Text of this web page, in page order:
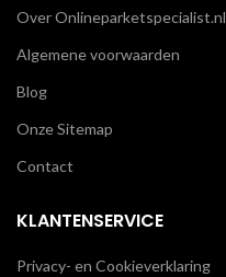
Over Onlineparketspecialist.nl
Algemene voorwaarden
Blog
Onze Sitemap
Contact
KLANTENSERVICE
Privacy- en Cookieverklaring